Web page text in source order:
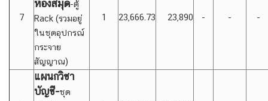
7
ห้องสมุด-ตู้
Rack (รวมอยู่
ในชุดอุปกรณ์
กระจาย
สัญญาณ)
1 23,666.73 23,890 - - -
แผนกวิชา
บัญชี-ชุด